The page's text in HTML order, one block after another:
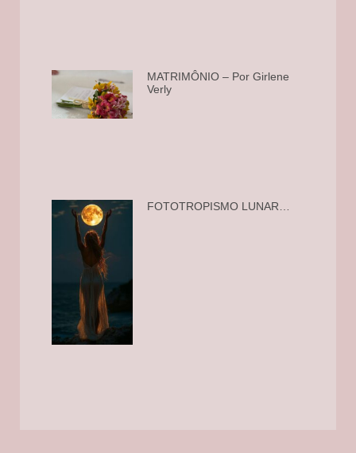
MATRIMÔNIO – Por Girlene
Verly
FOTOTROPISMO LUNAR…